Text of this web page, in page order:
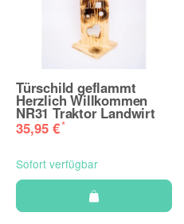
Türschild geflammt
Herzlich Willkommen
NR31 Traktor Landwirt
35,95 €*
Sofort verfügbar